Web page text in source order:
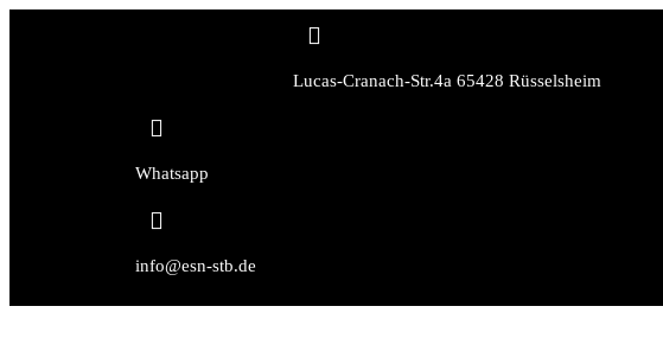

Lucas-Cranach-Str.4a 65428 Rüsselsheim

Whatsapp

info@esn-stb.de